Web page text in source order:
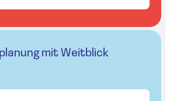
mit Weitblick